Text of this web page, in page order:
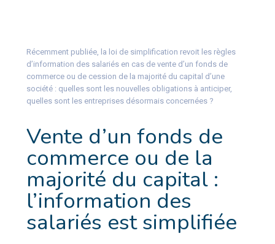
Récemment publiée, la loi de simplification revoit les règles
d’information des salariés en cas de vente d’un fonds de
commerce ou de cession de la majorité du capital d’une
société : quelles sont les nouvelles obligations à anticiper,
quelles sont les entreprises désormais concernées ?
Vente d’un fonds de
commerce ou de la
majorité du capital :
l’information des
salariés est simplifiée